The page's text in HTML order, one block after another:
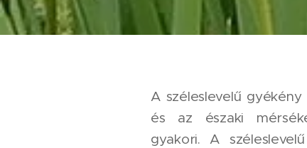
A széleslevelű gyékény
és az északi
gyakori. A